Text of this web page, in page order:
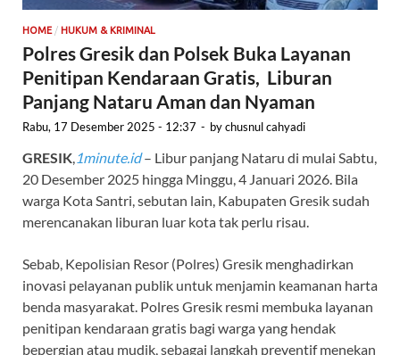
HOME/ HUKUM & KRIMINAL
Polres Gresik dan Polsek Buka Layanan
Penitipan Kendaraan Gratis, Liburan
Panjang Nataru Aman dan Nyaman
Rabu, 17 Desember 2025 - 12:37 - bychusnul cahyadi
GRESIK, 1minute.id– Libur panjang Nataru di mulai Sabtu,
20 Desember 2025 hingga Minggu, 4 Januari 2026. Bila
warga Kota Santri, sebutan lain, Kabupaten Gresik sudah
merencanakan liburan luar kota tak perlu risau.
Sebab, Kepolisian Resor (Polres) Gresik menghadirkan
inovasi pelayanan publik untuk menjamin keamanan harta
benda masyarakat. Polres Gresik resmi membuka layanan
penitipan kendaraan gratis bagi warga yang hendak
bepergian atau mudik, sebagai langkah preventif menekan